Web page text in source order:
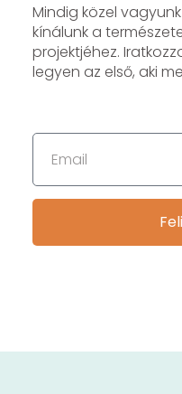
Mindig közel
kínálunk a
projektjéhez.
legyen az első, aki